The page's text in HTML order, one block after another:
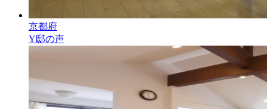
京都府
Y邸の声